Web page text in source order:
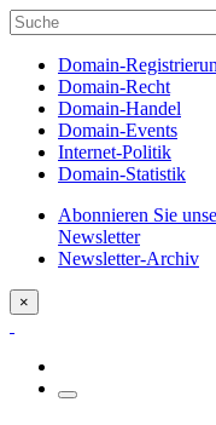
Domain-
Domain-Recht
Domain-Handel
Domain-Events
Internet-Politik
Domain-Statistik
Abonnieren Sie
Newsletter
Newsletter-Archiv
×